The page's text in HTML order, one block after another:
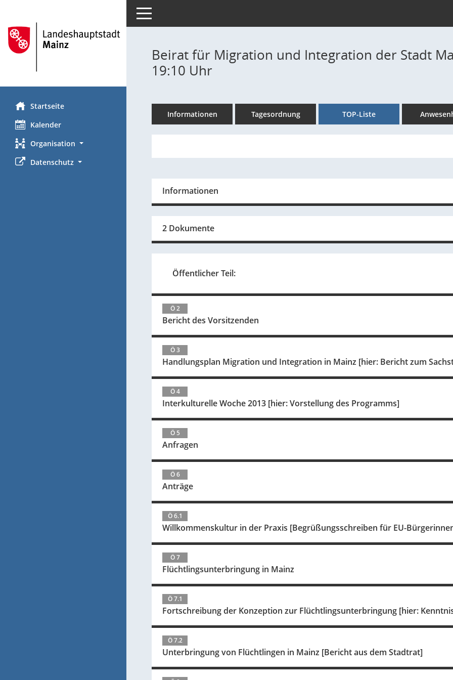
Startseite
Kalender
Organisation
Datenschutz
Toggle navigation
Beirat für Migration und Integration der Stadt
19:10 Uhr
Informationen Tagesordnung TOP-Liste
Informationen
2 Dokumente
Öffentlicher Teil:
Ö 2
Bericht des Vorsitzenden
Ö 3
Handlungsplan Migration und Integration in Mainz [hier: Bericht zum
Ö 4
Interkulturelle Woche 2013 [hier: Vorstellung des Programms]
Ö 5
Anfragen
Ö 6
Anträge
Ö 6.1
Willkommenskultur in der Praxis [Begrüßungsschreiben für EU-
Ö 7
Flüchtlingsunterbringung in Mainz
Ö 7.1
Fortschreibung der Konzeption zur Flüchtlingsunterbringung [hier:
Ö 7.2
Unterbringung von Flüchtlingen in Mainz [Bericht aus dem Stadtrat]